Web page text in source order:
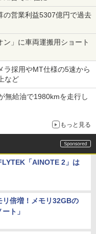
の営業利益5307億円で過去
」に車両運搬用ショート
ラ採用やMT仕様の5速から
など
無給油で1980kmを走行し
もっと見る
「AINOTE 2」は
リ倍増！メモリ32GBの
ト」